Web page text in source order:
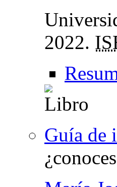
2022.
Guía de